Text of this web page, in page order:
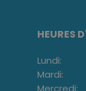
HEURES
Lundi:
Mardi:
Mercredi: